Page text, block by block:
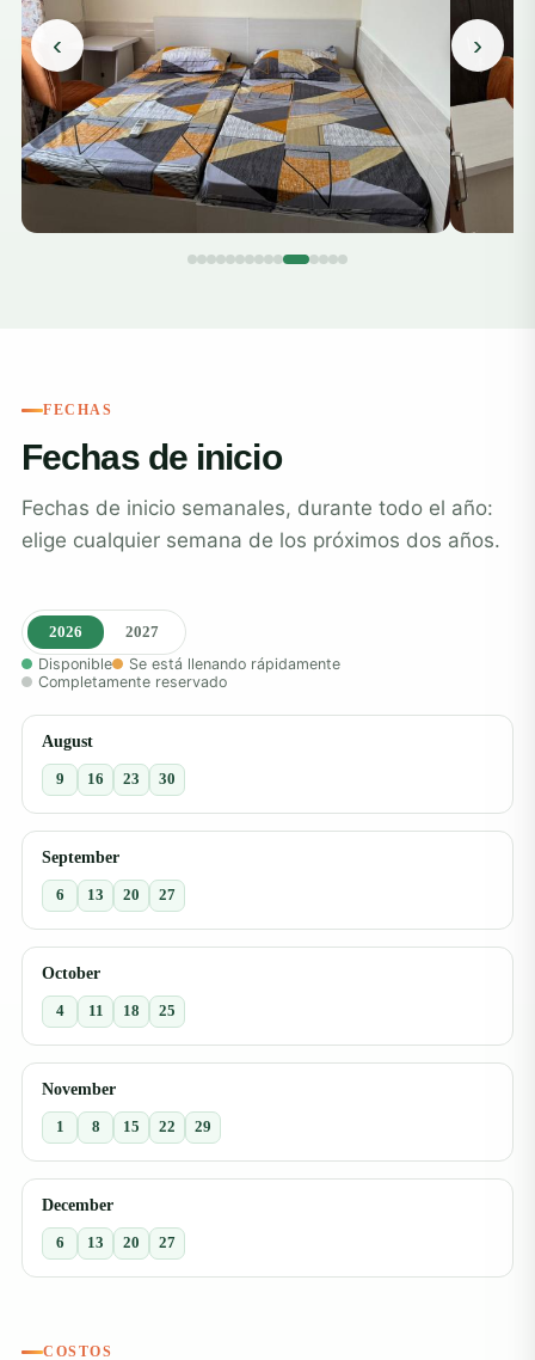
‹ ›
FECHAS
Fechas de inicio
Fechas de inicio semanales, durante todo el año:
elige cualquier semana de los próximos dos años.
2026
2027
Disponible
Se está llenando rápidamente
Completamente reservado
August
9 16 23 30
September
6 13 20 27
October
4 11 18 25
November
1 8 15 22 29
December
6 13 20 27
COSTOS